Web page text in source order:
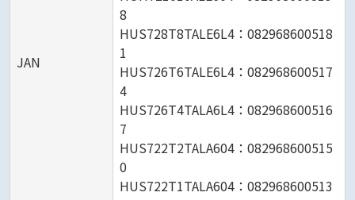
JAN
8
HUS728T8TALE6L4：082968600518
1
HUS726T6TALE6L4：082968600517
4
HUS726T4TALA6L4：082968600516
7
HUS722T2TALA604：082968600515
0
HUS722T1TALA604：082968600513